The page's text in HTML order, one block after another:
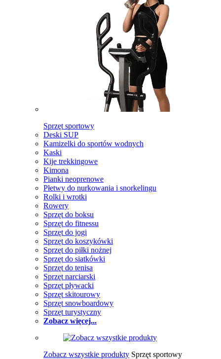
Sprzęt sportowy
Deski SUP
Kamizelki do sportów wodnych
Kaski
Kije trekkingowe
Kimona
Pianki neoprenowe
Płetwy do nurkowania i snorkelingu
Rolki i wrotki
Rowery
Sprzęt do boksu
Sprzęt do fitnessu
Sprzęt do jogi
Sprzęt do koszykówki
Sprzęt do piłki nożnej
Sprzęt do siatkówki
Sprzęt do tenisa
Sprzęt narciarski
Sprzęt pływacki
Sprzęt skitourowy
Sprzęt snowboardowy
Sprzęt turystyczny
Zobacz więcej...
Zobacz wszystkie produkty Sprzęt sportowy